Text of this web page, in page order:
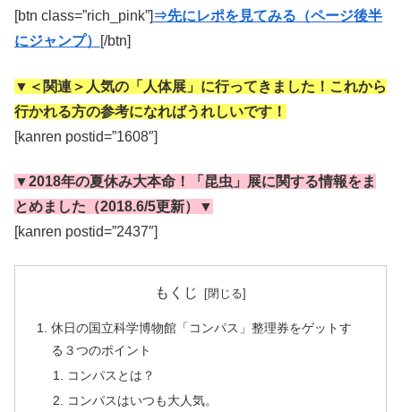
[btn class=”rich_pink”] ⇒先にレポを見てみる（ページ後半
にジャンプ）
[/btn]
▼＜関連＞人気の「人体展」に行ってきました！これから
行かれる方の参考になればうれしいです！
[kanren postid=”1608″]
▼2018年の夏休み大本命！「昆虫」展に関する情報をま
とめました（2018.6/5更新）▼
[kanren postid=”2437″]
もくじ
休日の国立科学博物館「コンパス」整理券をゲットす
る３つのポイント
コンパスとは？
コンパスはいつも大人気。